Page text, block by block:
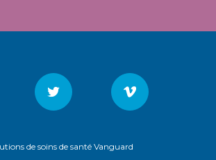
de soins de santé Vanguard